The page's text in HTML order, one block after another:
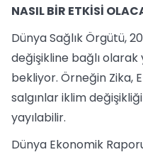
NASIL BİR ETKİSİ
Dünya Sağlık Örgütü,
değişikline bağlı
bekliyor. Örneğin Zika,
salgınlar iklim
yayılabilir.
Dünya Ekonomik